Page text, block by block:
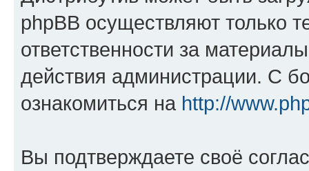
phpBB осуществляют только
ответственности за
действия администрации. С
ознакомиться на http://
Вы подтверждаете своё